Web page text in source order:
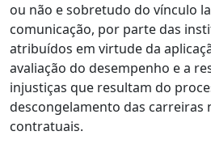
ou não e sobretudo do vínculo
comunicação, por parte das
atribuídos em virtude da
avaliação do desempenho e a
injustiças que resultam do
descongelamento das carreiras
contratuais.